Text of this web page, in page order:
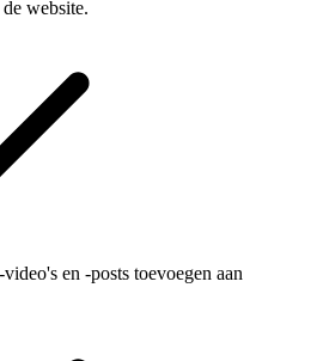
website.
en -posts toevoegen aan